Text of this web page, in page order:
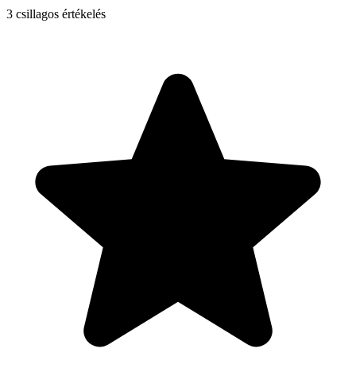
3 csillagos értékelés